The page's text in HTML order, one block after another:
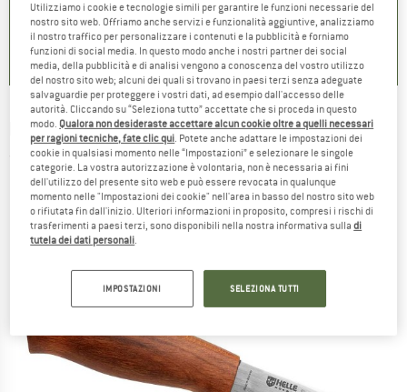
0,0(0) 0,0(0)
HELLE -Skog - Coltelli
(0)
Utilizziamo i cookie e tecnologie simili per garantire le funzioni necessarie del
nostro sito web. Offriamo anche servizi e funzionalità aggiuntive, analizziamo
il nostro traffico per personalizzare i contenuti e la pubblicità e forniamo
funzioni di social media. In questo modo anche i nostri partner dei social
media, della pubblicità e di analisi vengono a conoscenza del vostro utilizzo
del nostro sito web; alcuni dei quali si trovano in paesi terzi senza adeguate
salvaguardie per proteggere i vostri dati, ad esempio dall'accesso delle
autorità. Cliccando su “Seleziona tutto” accettate che si proceda in questo
modo. Qualora non desideraste accettare alcun cookie oltre a quelli necessari
per ragioni tecniche, fate clic qui. Potete anche adattare le impostazioni dei
cookie in qualsiasi momento nelle “Impostazioni” e selezionare le singole
categorie. La vostra autorizzazione è volontaria, non è necessaria ai fini
dell'utilizzo del presente sito web e può essere revocata in qualunque
momento nelle "Impostazioni dei cookie" nell'area in basso del nostro sito web
o rifiutata fin dall'inizio. Ulteriori informazioni in proposito, compresi i rischi di
trasferimenti a paesi terzi, sono disponibili nella nostra informativa sulladi
tutela dei dati personali.
IMPOSTAZIONI SELEZIONA TUTTI